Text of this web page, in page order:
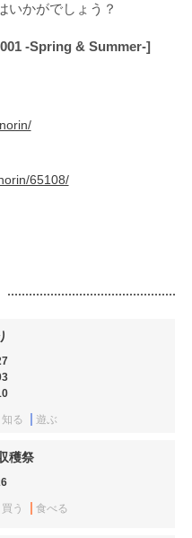
いかがでしょう？
-Spring & Summer-]
65108/
知る 遊ぶ
穫祭
買う 食べる